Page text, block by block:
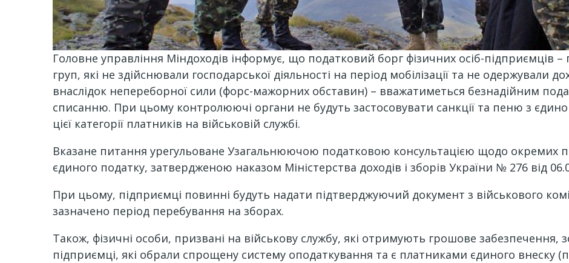
Головне управління Міндоходів інформує, що податковий борг фізичних осіб-підприємців –
груп, які не здійснювали господарської діяльності на період мобілізації та не одержували
внаслідок непереборної сили (форс-мажорних обставин) – вважатиметься безнадійним
списанню. При цьому контролюючі органи не будуть застосовувати санкції та пеню з
цієї категорії платників на військовій службі.
Вказане питання урегульоване Узагальнюючою податковою консультацією щодо окремих
єдиного податку, затвердженою наказом Міністерства доходів і зборів України № 276 від
При цьому, підприємці повинні будуть надати підтверджуючий документ з військового
зазначено період перебування на зборах.
Також, фізичні особи, призвані на військову службу, які отримують грошове забезпечення,
підприємці, які обрали спрощену систему оподаткування та є платниками єдиного внеску